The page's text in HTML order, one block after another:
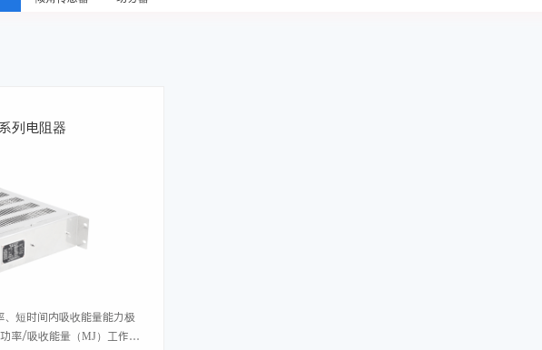
列电阻器
短时间内吸收能量能力极
率/吸收能量（MJ）工作温